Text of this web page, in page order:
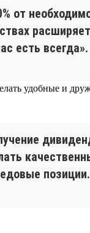
от
есть всегда».
удобные и